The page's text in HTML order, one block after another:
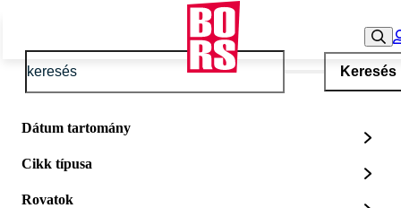
Keresés
Dátum tartomány
Cikk típusa
Rovatok